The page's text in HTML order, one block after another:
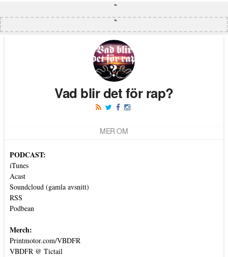
Vad blir det för rap?
MER OM
PODCAST:
iTunes
Acast
Soundcloud (gamla avsnitt)
RSS
Podbean
Merch:
Printmotor.com/VBDFR
VBDFR @ Tictail